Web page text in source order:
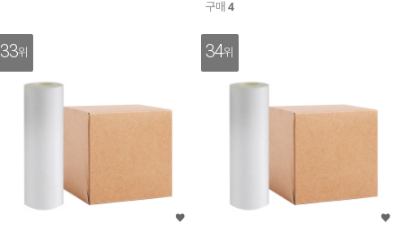
구매4
33위 34위